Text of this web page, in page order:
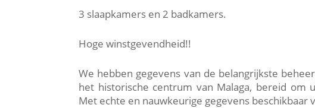
3 slaapkamers en 2 badkamers.
Hoge winstgevendheid!!
We hebben gegevens van de belangrijkste
het historische centrum van Malaga, bereid om
Met echte en nauwkeurige gegevens beschikbaar